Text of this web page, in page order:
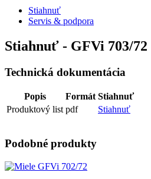
Stiahnuť
Servis & podpora
Stiahnuť - GFVi 703/72
Technická dokumentácia
Popis Formát Stiahnuť
Produktový list pdf Stiahnuť
Podobné produkty